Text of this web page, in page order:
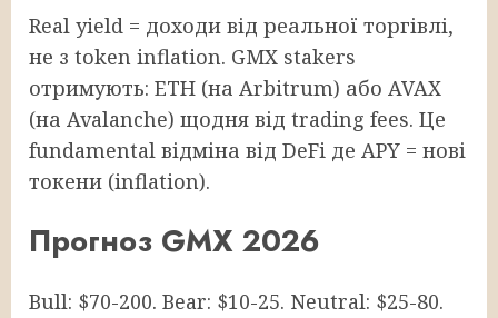
Real yield = доходи від реальної торгівлі,
не з token inflation. GMX stakers
отримують: ETH (на Arbitrum) або AVAX
(на Avalanche) щодня від trading fees. Це
fundamental відміна від DeFi де APY = нові
токени (inflation).
Прогноз GMX 2026
Bull: $70-200. Bear: $10-25. Neutral: $25-80.